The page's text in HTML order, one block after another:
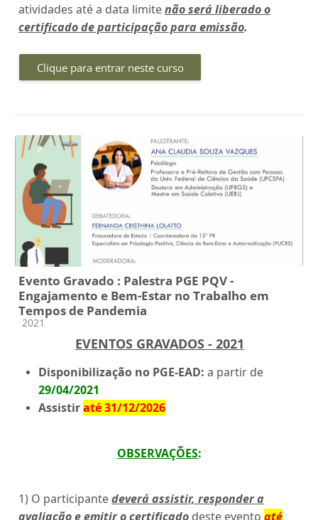
atividades até a data limitenão será liberado o
certificado de participação para emissão.
Clique para entrar neste curso
Evento Gravado : Palestra PGE PQV -
Engajamento e Bem-Estar no Trabalho em
Tempos de Pandemia
Categoria do curso
2021
EVENTOS GRAVADOS - 2021
Disponibilização no PGE-EAD: a partir de
29/04/2021
Assistiraté 31/12/2026
OBSERVAÇÕES:
1) O participantedeverá assistir, responder a
avaliação e emitir o certificado deste evento até